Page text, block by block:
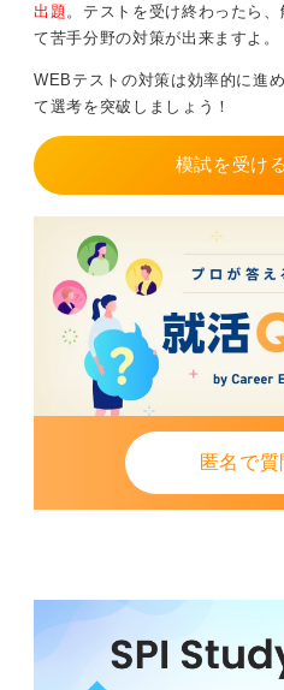
は特効薬のような対策法はあ
といったことをある程度意識
れません。
能力検査に関しては、やはり
て勉強したり、模擬試験のよ
ょうか。
出題。テストを受け終わったら
て苦手分野の対策が出来ますよ。
WEBテストの対策は効率的に進
て選考を突破しましょう！
模試を受け
匿名で質